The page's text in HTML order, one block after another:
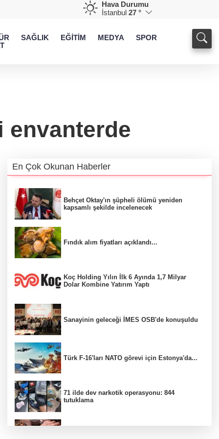
Hava Durumu
İstanbul 27 °
SAĞLIK EĞİTİM MEDYA SPOR
En Çok Okunan Haberler
Behçet Oktay'ın şüpheli ölümü yeniden
kapsamlı şekilde incelenecek
Fındık alım fiyatları açıklandı...
Koç Holding Yılın İlk 6 Ayında 1,7 Milyar
Dolar Kombine Yatırım Yaptı
Sanayinin geleceği İMES OSB'de konuşuldu
Türk F-16'ları NATO görevi için Estonya'da...
71 ilde dev narkotik operasyonu: 844
tutuklama